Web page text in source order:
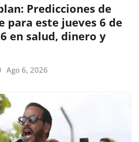
Predicciones de
para este jueves 6 de
en salud, dinero y
Ago 6, 2026